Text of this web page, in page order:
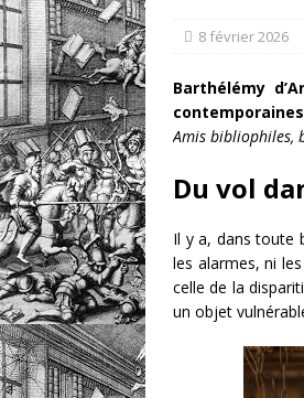
8 février 2026
Barthélémy
Amis bibliophiles,
Du vol
Il y a, dans toute
les alarmes, ni
celle de la
un objet